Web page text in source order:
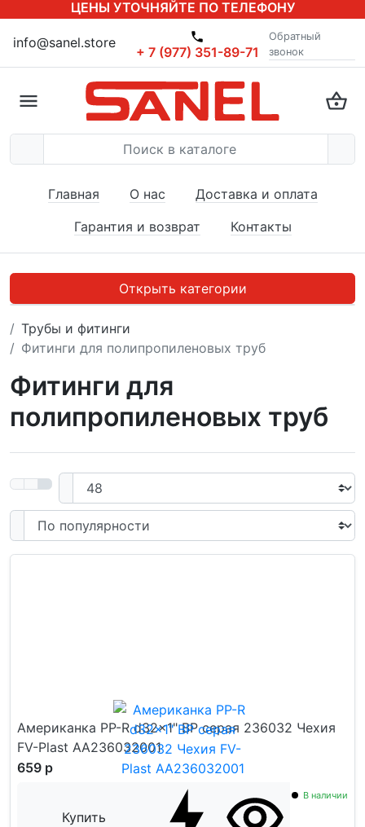
ЦЕНЫ УТОЧНЯЙТЕ ПО ТЕЛЕФОНУ
info@sanel.store
+ 7 (977) 351-89-71
Обратный
звонок
Главная О нас
Доставка и оплата
Гарантия и возврат
Контакты
Открыть категории
Трубы и фитинги
Фитинги для полипропиленовых труб
Фитинги для
полипропиленовых труб
Американка PP-R d32x1" ВР серая 236032 Чехия
FV-Plast AA236032001
659 р
Купить
В наличии